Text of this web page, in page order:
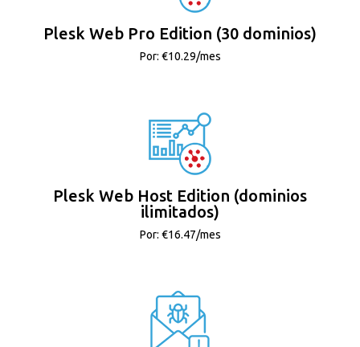
Plesk Web Pro Edition (30 dominios)
Por: €10.29/mes
Plesk Web Host Edition (dominios
ilimitados)
Por: €16.47/mes